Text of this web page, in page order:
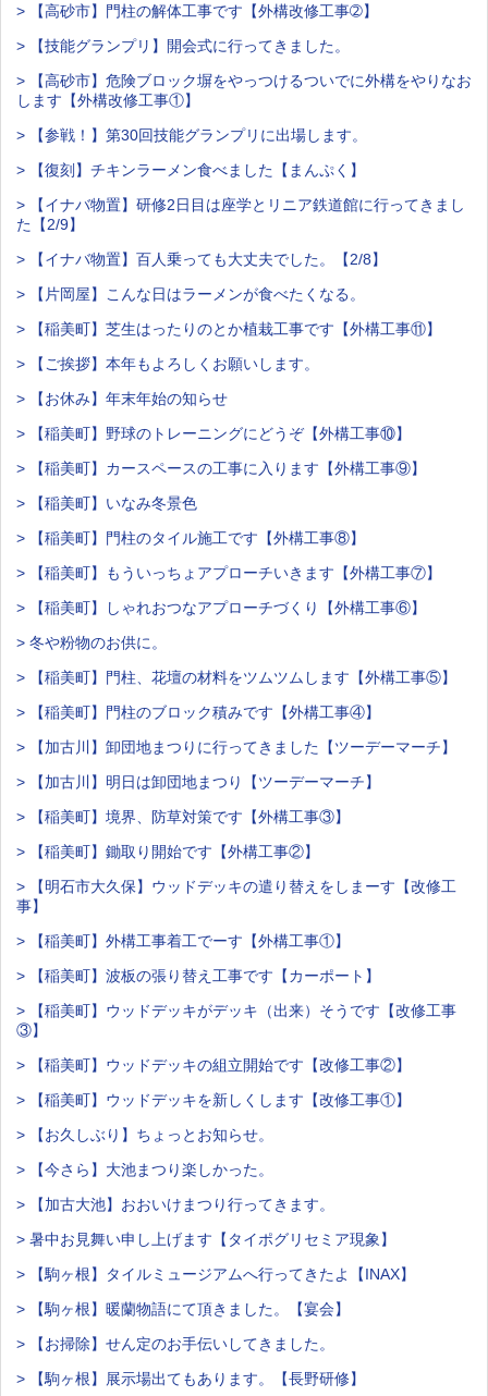
> 【高砂市】門柱の解体工事です【外構改修工事➁】
> 【技能グランプリ】開会式に行ってきました。
> 【高砂市】危険ブロック塀をやっつけるついでに外構をやりなお
します【外構改修工事①】
> 【参戦！】第30回技能グランプリに出場します。
> 【復刻】チキンラーメン食べました【まんぷく】
> 【イナバ物置】研修2日目は座学とリニア鉄道館に行ってきまし
た【2/9】
> 【イナバ物置】百人乗っても大丈夫でした。【2/8】
> 【片岡屋】こんな日はラーメンが食べたくなる。
> 【稲美町】芝生はったりのとか植栽工事です【外構工事⑪】
> 【ご挨拶】本年もよろしくお願いします。
> 【お休み】年末年始の知らせ
> 【稲美町】野球のトレーニングにどうぞ【外構工事⑩】
> 【稲美町】カースペースの工事に入ります【外構工事⑨】
> 【稲美町】いなみ冬景色
> 【稲美町】門柱のタイル施工です【外構工事⑧】
> 【稲美町】もういっちょアプローチいきます【外構工事⑦】
> 【稲美町】しゃれおつなアプローチづくり【外構工事⑥】
> 冬や粉物のお供に。
> 【稲美町】門柱、花壇の材料をツムツムします【外構工事⑤】
> 【稲美町】門柱のブロック積みです【外構工事④】
> 【加古川】卸団地まつりに行ってきました【ツーデーマーチ】
> 【加古川】明日は卸団地まつり【ツーデーマーチ】
> 【稲美町】境界、防草対策です【外構工事③】
> 【稲美町】鋤取り開始です【外構工事②】
> 【明石市大久保】ウッドデッキの遣り替えをしまーす【改修工
事】
> 【稲美町】外構工事着工でーす【外構工事①】
> 【稲美町】波板の張り替え工事です【カーポート】
> 【稲美町】ウッドデッキがデッキ（出来）そうです【改修工事
③】
> 【稲美町】ウッドデッキの組立開始です【改修工事②】
> 【稲美町】ウッドデッキを新しくします【改修工事①】
> 【お久しぶり】ちょっとお知らせ。
> 【今さら】大池まつり楽しかった。
> 【加古大池】おおいけまつり行ってきます。
> 暑中お見舞い申し上げます【タイポグリセミア現象】
> 【駒ヶ根】タイルミュージアムへ行ってきたよ【INAX】
> 【駒ヶ根】暖蘭物語にて頂きました。【宴会】
> 【お掃除】せん定のお手伝いしてきました。
> 【駒ヶ根】展示場出てもあります。【長野研修】